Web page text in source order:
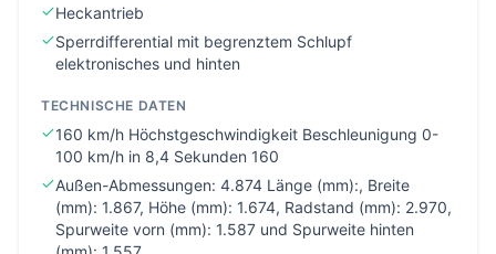
Heckantrieb
Sperrdifferential mit begrenztem Schlupf
elektronisches und hinten
TECHNISCHE DATEN
160 km/h Höchstgeschwindigkeit Beschleunigung 0-
100 km/h in 8,4 Sekunden 160
Außen-Abmessungen: 4.874 Länge (mm):, Breite
(mm): 1.867, Höhe (mm): 1.674, Radstand (mm): 2.970,
Spurweite vorn (mm): 1.587 und Spurweite hinten